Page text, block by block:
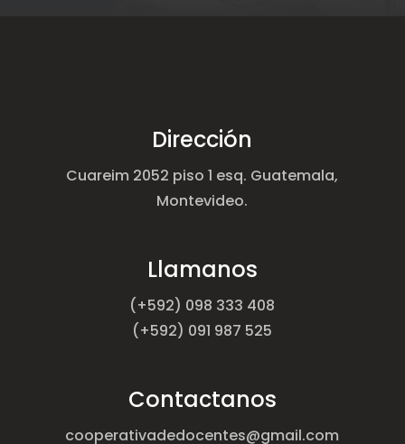
Dirección
Cuareim 2052 piso 1 esq. Guatemala,
Montevideo.
Llamanos
(+592) 098 333 408
(+592) 091 987 525
Contactanos
cooperativadedocentes@gmail.com